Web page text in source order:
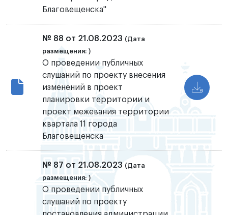
Благовещенска"
№ 88 от 21.08.2023 (Дата
размещения: )
О проведении публичных
слушаний по проекту внесения
изменений в проект
планировки территории и
проект межевания территории
квартала 11 города
Благовещенска
№ 87 от 21.08.2023 (Дата
размещения: )
О проведении публичных
слушаний по проекту